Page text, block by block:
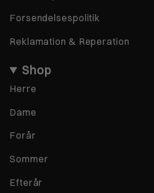
Forsendelsespolitik
Reklamation & Reperation
Shop
Herre
Dame
Forår
Sommer
Efterår